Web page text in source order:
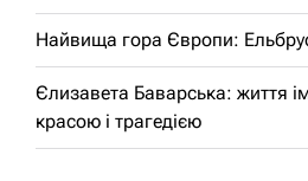
Найвища гора Європи:
Єлизавета Баварська: життя
красою і трагедією